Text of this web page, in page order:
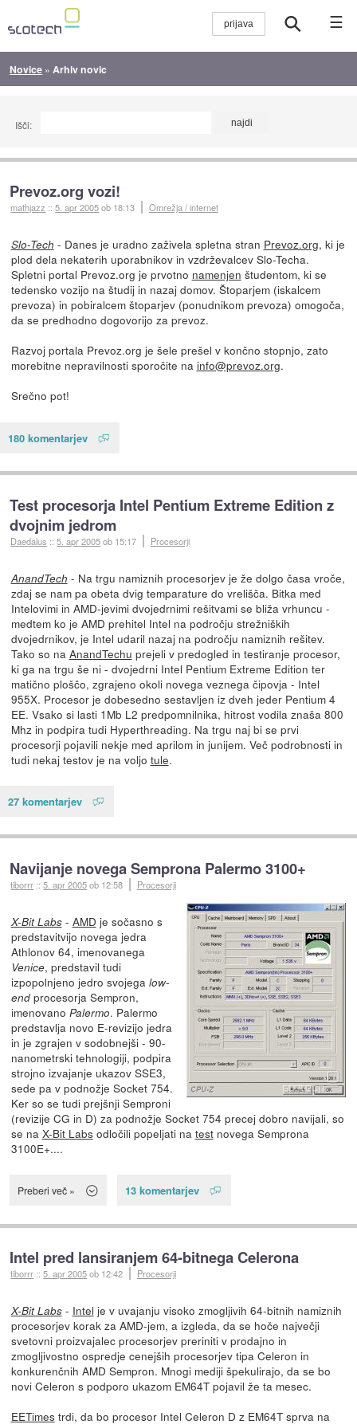
☰
Novice » Arhiv novic
Išči:
Prevoz.org vozi!
mathjazz ::5. apr 2005ob 18:13 Omrežja / internet
Slo-Tech - Danes je uradno zaživela spletna stran Prevoz.org, ki je
plod dela nekaterih uporabnikov in vzdrževalcev Slo-Techa.
Spletni portal Prevoz.org je prvotno namenjen študentom, ki se
tedensko vozijo na študij in nazaj domov. Štoparjem (iskalcem
prevoza) in pobiralcem štoparjev (ponudnikom prevoza) omogoča,
da se predhodno dogovorijo za prevoz.
Razvoj portala Prevoz.org je šele prešel v končno stopnjo, zato
morebitne nepravilnosti sporočite na info@prevoz.org.
Srečno pot!
180 komentarjev
Test procesorja Intel Pentium Extreme Edition z
dvojnim jedrom
Daedalus ::5. apr 2005ob 15:17 Procesorji
AnandTech - Na trgu namiznih procesorjev je že dolgo časa vroče,
zdaj se nam pa obeta dvig temparature do vrelišča. Bitka med
Intelovimi in AMD-jevimi dvojedrnimi rešitvami se bliža vrhuncu -
medtem ko je AMD prehitel Intel na področju strežniških
dvojedrnikov, je Intel udaril nazaj na področju namiznih rešitev.
Tako so na AnandTechu prejeli v predogled in testiranje procesor,
ki ga na trgu še ni - dvojedrni Intel Pentium Extreme Edition ter
matično ploščo, zgrajeno okoli novega veznega čipovja - Intel
955X. Procesor je dobesedno sestavljen iz dveh jeder Pentium 4
EE. Vsako si lasti 1Mb L2 predpomnilnika, hitrost vodila znaša 800
Mhz in podpira tudi Hyperthreading. Na trgu naj bi se prvi
procesorji pojavili nekje med aprilom in junijem. Več podrobnosti in
tudi nekaj testov je na voljo tule.
27 komentarjev
Navijanje novega Semprona Palermo 3100+
tiborrr ::5. apr 2005ob 12:58 Procesorji
X-Bit Labs- AMD je sočasno s
predstavitvijo novega jedra
Athlonov 64, imenovanega
Venice, predstavil tudi
izpopolnjeno jedro svojega low-
endprocesorja Sempron,
imenovano Palermo. Palermo
predstavlja novo E-revizijo jedra
in je zgrajen v sodobnejši - 90-
nanometrski tehnologiji, podpira
strojno izvajanje ukazov SSE3,
sede pa v podnožje Socket 754.
Ker so se tudi prejšnji Semproni
(revizije CG in D) za podnožje Socket 754 precej dobro navijali, so
se na X-Bit Labsodločili popeljati na testnovega Semprona
3100E+....
Preberi več » 13 komentarjev
Intel pred lansiranjem 64-bitnega Celerona
tiborrr ::5. apr 2005ob 12:42 Procesorji
X-Bit Labs- Intel je v uvajanju visoko zmogljivih 64-bitnih namiznih
procesorjev korak za AMD-jem, a izgleda, da se hoče največji
svetovni proizvajalec procesorjev preriniti v prodajno in
zmogljivostno ospredje cenejših procesorjev tipa Celeron in
konkurenčnih AMD Sempron. Mnogi mediji špekulirajo, da se bo
novi Celeron s podporo ukazom EM64T pojavil že ta mesec.
EETimestrdi, da bo procesor Intel Celeron D z EM64T sprva na